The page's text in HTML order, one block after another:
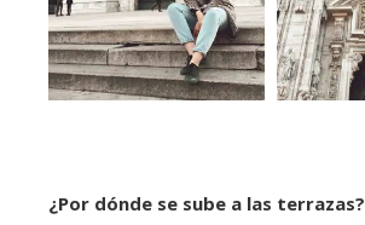
¿Por dónde se sube a las terrazas?